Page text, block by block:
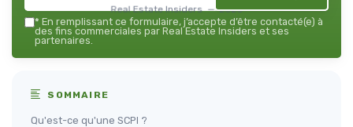
Real Estate Insiders — 2026
* En remplissant ce formulaire, j’accepte d’être contacté(e) à
des fins commerciales par Real Estate Insiders et ses
partenaires.
SOMMAIRE
Qu'est-ce qu'une SCPI ?